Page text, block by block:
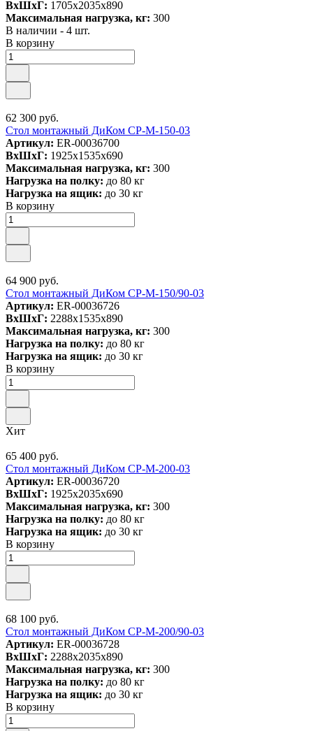
ВxШxГ: 1705x2035x890
Максимальная нагрузка, кг: 300
В наличии - 4 шт.
В корзину
62 300 руб.
Стол монтажный ДиКом СР-М-150-03
Артикул: ER-00036700
ВxШxГ: 1925x1535x690
Максимальная нагрузка, кг: 300
Нагрузка на полку: до 80 кг
Нагрузка на ящик: до 30 кг
В корзину
64 900 руб.
Стол монтажный ДиКом СР-М-150/90-03
Артикул: ER-00036726
ВxШxГ: 2288x1535x890
Максимальная нагрузка, кг: 300
Нагрузка на полку: до 80 кг
Нагрузка на ящик: до 30 кг
В корзину
Хит
65 400 руб.
Стол монтажный ДиКом СР-М-200-03
Артикул: ER-00036720
ВxШxГ: 1925x2035x690
Максимальная нагрузка, кг: 300
Нагрузка на полку: до 80 кг
Нагрузка на ящик: до 30 кг
В корзину
68 100 руб.
Стол монтажный ДиКом СР-М-200/90-03
Артикул: ER-00036728
ВxШxГ: 2288x2035x890
Максимальная нагрузка, кг: 300
Нагрузка на полку: до 80 кг
Нагрузка на ящик: до 30 кг
В корзину